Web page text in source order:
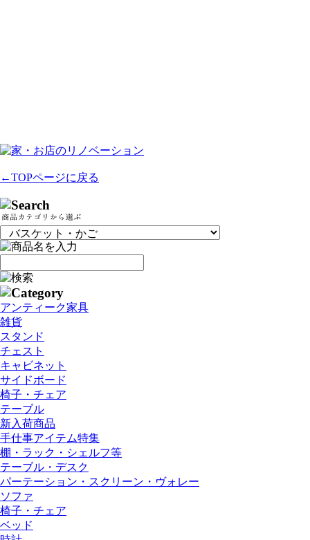
←TOPページに戻る
アンティーク家具
雑貨
スタンド
チェスト
キャビネット
サイドボード
椅子・チェア
テーブル
新入荷商品
手仕事アイテム特集
棚・ラック・シェルフ等
テーブル・デスク
パーテーション・スクリーン・ヴォレー
ソファ
椅子・チェア
ベッド